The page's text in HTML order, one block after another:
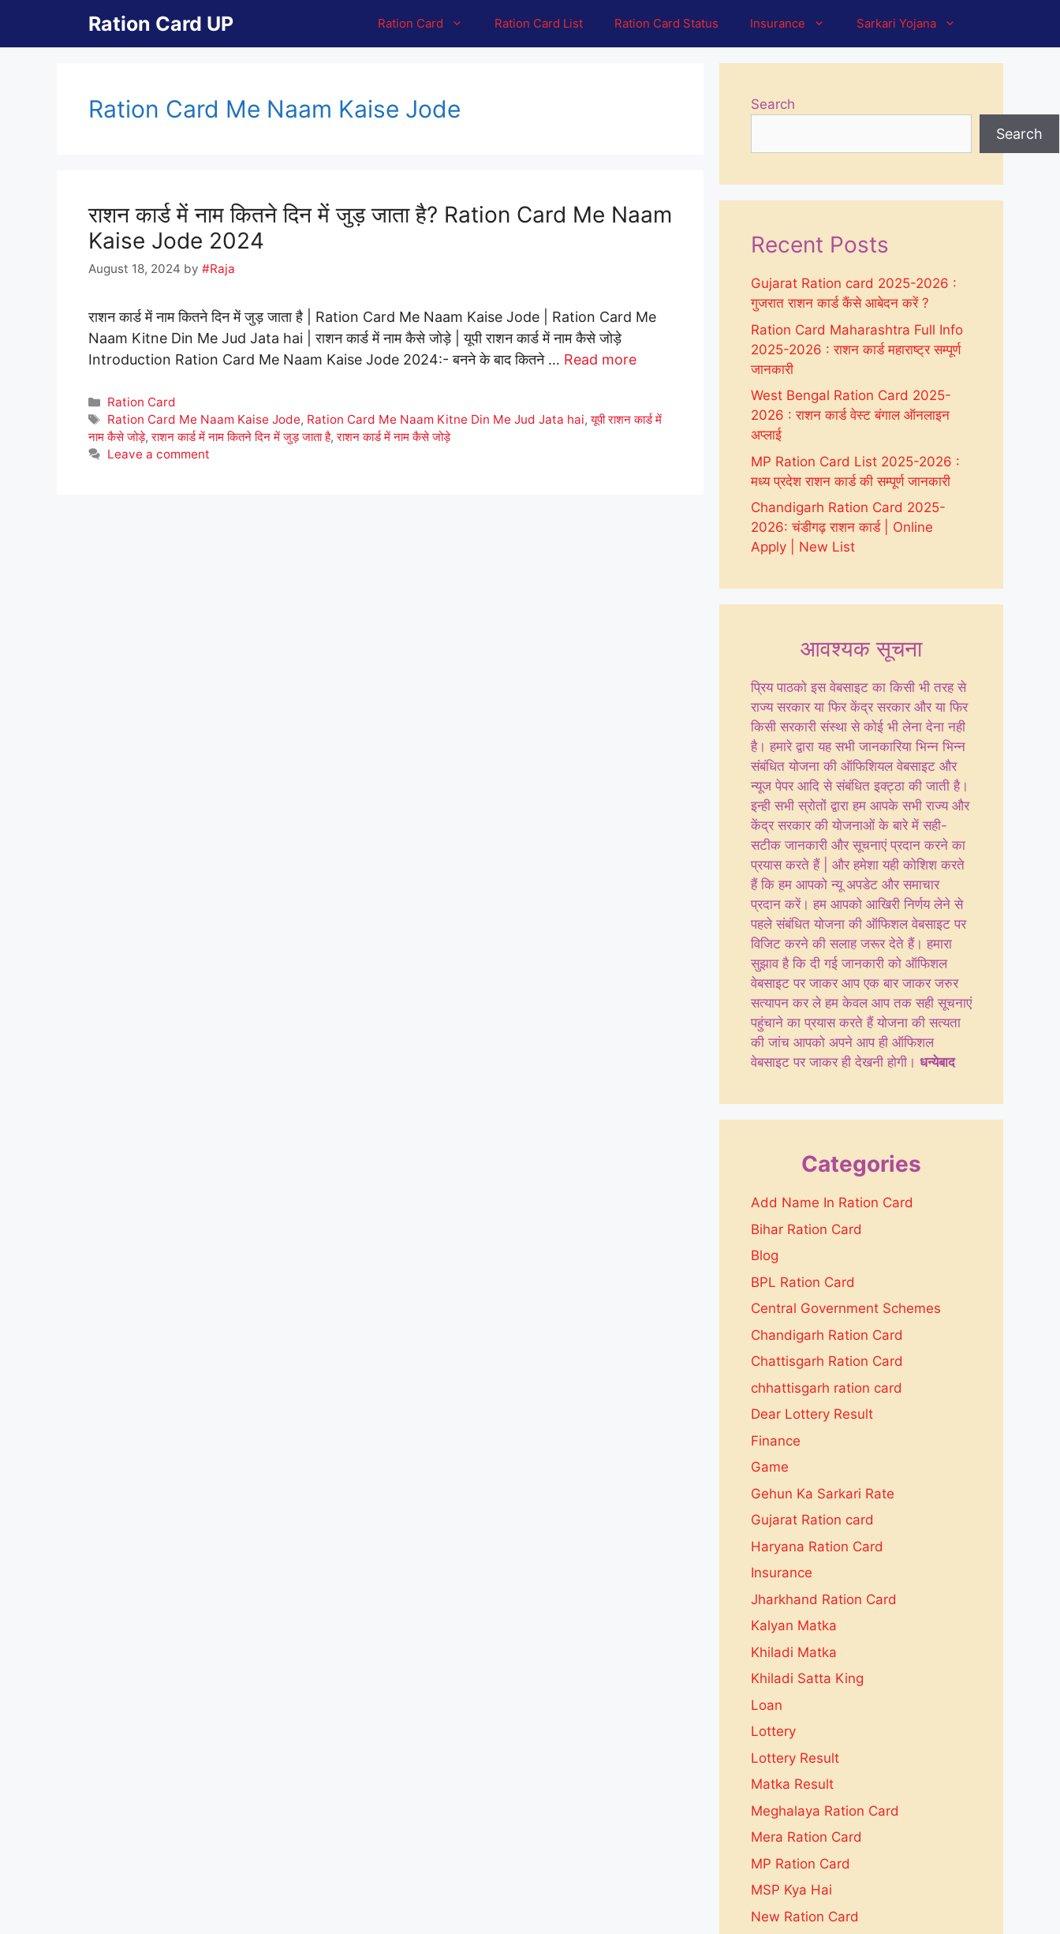
content
Ration Card UP Ration Card Ration Card List Ration Card Status Insurance Sarkari Yojana
Ration Card Me Naam Kaise Jode
राशन कार्ड में नाम कितने दिन में जुड़ जाता है? Ration Card Me Naam
Kaise Jode 2024
August 18, 2024 by #Raja
राशन कार्ड में नाम कितने दिन में जुड़ जाता है | Ration Card Me Naam Kaise Jode | Ration Card Me
Naam Kitne Din Me Jud Jata hai | राशन कार्ड में नाम कैसे जोड़े | यूपी राशन कार्ड में नाम कैसे जोड़े
Introduction Ration Card Me Naam Kaise Jode 2024:- बनने के बाद कितने … Read more
Categories
Ration Card
Tags
Ration Card Me Naam Kaise Jode, Ration Card Me Naam Kitne Din Me Jud Jata hai,यूपी राशन कार्ड में
नाम कैसे जोड़े,राशन कार्ड में नाम कितने दिन में जुड़ जाता है,राशन कार्ड में नाम कैसे जोड़े
Leave a comment
Search
Search
Recent Posts
Gujarat Ration card 2025-2026 :
गुजरात राशन कार्ड कैंसे आबेदन करें ?
Ration Card Maharashtra Full Info
2025-2026 : राशन कार्ड महाराष्ट्र सम्पूर्ण
जानकारी
West Bengal Ration Card 2025-
2026 : राशन कार्ड वेस्ट बंगाल ऑनलाइन
अप्लाई
MP Ration Card List 2025-2026 :
मध्य प्रदेश राशन कार्ड की सम्पूर्ण जानकारी
Chandigarh Ration Card 2025-
2026: चंडीगढ़ राशन कार्ड | Online
Apply | New List
आवश्यक सूचना
प्रिय पाठको इस वेबसाइट का किसी भी तरह से
राज्य सरकार या फिर केंद्र सरकार और या फिर
किसी सरकारी संस्था से कोई भी लेना देना नही
है। हमारे द्वारा यह सभी जानकारिया भिन्न भिन्न
संबंधित योजना की ऑफिशियल वेबसाइट और
न्यूज पेपर आदि से संबंधित इक्ट्ठा की जाती है।
इन्ही सभी स्रोतों द्वारा हम आपके सभी राज्य और
केंद्र सरकार की योजनाओं के बारे में सही-
सटीक जानकारी और सूचनाएं प्रदान करने का
प्रयास करते हैं | और हमेशा यही कोशिश करते
हैं कि हम आपको न्यू अपडेट और समाचार
प्रदान करें। हम आपको आखिरी निर्णय लेने से
पहले संबंधित योजना की ऑफिशल वेबसाइट पर
विजिट करने की सलाह जरूर देते हैं। हमारा
सुझाव है कि दी गई जानकारी को ऑफिशल
वेबसाइट पर जाकर आप एक बार जाकर जरुर
सत्यापन कर ले हम केवल आप तक सही सूचनाएं
पहुंचाने का प्रयास करते हैं योजना की सत्यता
की जांच आपको अपने आप ही ऑफिशल
वेबसाइट पर जाकर ही देखनी होगी। धन्येबाद
Categories
Add Name In Ration Card
Bihar Ration Card
Blog
BPL Ration Card
Central Government Schemes
Chandigarh Ration Card
Chattisgarh Ration Card
chhattisgarh ration card
Dear Lottery Result
Finance
Game
Gehun Ka Sarkari Rate
Gujarat Ration card
Haryana Ration Card
Insurance
Jharkhand Ration Card
Kalyan Matka
Khiladi Matka
Khiladi Satta King
Loan
Lottery
Lottery Result
Matka Result
Meghalaya Ration Card
Mera Ration Card
MP Ration Card
MSP Kya Hai
New Ration Card